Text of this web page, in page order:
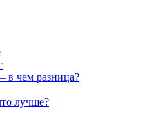
в чем разница?
лучше?